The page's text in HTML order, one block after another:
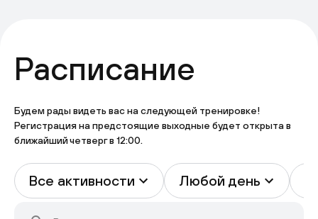
Расписание
Будем рады видеть вас на следующей тренировке!
Регистрация на предстоящие выходные будет открыта в
ближайший четверг в 12:00.
Все активности Любой день